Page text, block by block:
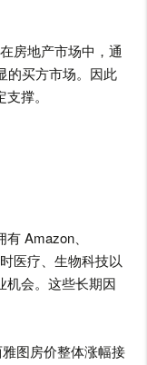
房地产市场中，通
的买方市场。因此
撑。
Amazon、
医疗、生物科技以
机会。这些长期因
图房价整体涨幅接